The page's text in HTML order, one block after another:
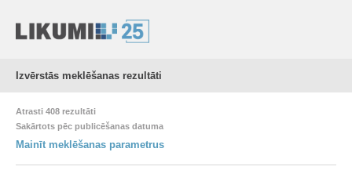
Izvērstās meklēšanas rezultāti
Atrasti 408 rezultāti
Sakārtots pēc publicēšanas datuma
Mainīt meklēšanas parametrus